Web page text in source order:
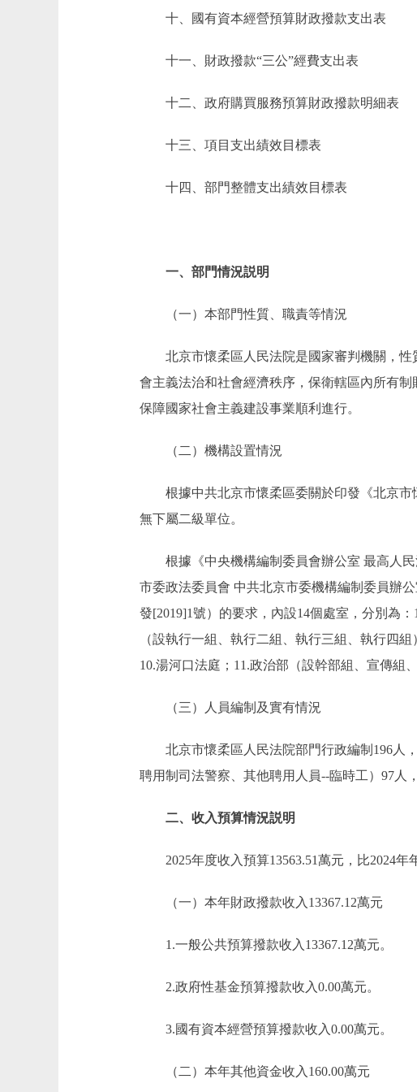
十、國有資本經營預算財政撥款支出表
十一、財政撥款“三公”經費支出表
十二、政府購買服務預算財政撥款明細表
十三、項目支出績效目標表
十四、部門整體支出績效目標表
一、部門情況説明
（一）本部門性質、職責等情況
北京市懷柔區人民法院是國家審判機關，性
會主義法治和社會經濟秩序，保衛轄區內所有
保障國家社會主義建設事業順利進行。
（二）機構設置情況
根據中共北京市懷柔區委關於印發《北京市
無下屬二級單位。
根據《中央機構編制委員會辦公室 最高人民
市委政法委員會 中共北京市委機構編制委員辦
發[2019]1號）的要求，內設14個處室，分別為
（設執行一組、執行二組、執行三組、執行四
10.湯河口法庭；11.政治部（設幹部組、宣傳組
（三）人員編制及實有情況
北京市懷柔區人民法院部門行政編制196人，
聘用制司法警察、其他聘用人員--臨時工）97人
二、收入預算情況説明
2025年度收入預算13563.51萬元，比2024年
（一）本年財政撥款收入13367.12萬元
1.一般公共預算撥款收入13367.12萬元。
2.政府性基金預算撥款收入0.00萬元。
3.國有資本經營預算撥款收入0.00萬元。
（二）本年其他資金收入160.00萬元